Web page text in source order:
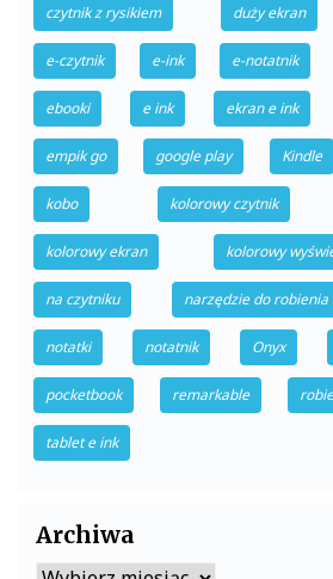
czytnik z rysikiem duży ekran
e-czytnik e-ink e-notatnik
ebooki e ink ekran e ink
empik go google play Kindle
kobo kolorowy czytnik
kolorowy ekran kolorowy
na czytniku narzędzie do
notatki notatnik Onyx
pocketbook remarkable
tablet e ink
Archiwa